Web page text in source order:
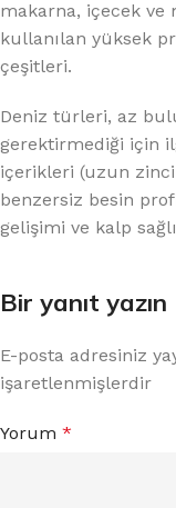
makarna, içecek ve
kullanılan yüksek
çeşitleri.
Deniz türleri, az
gerektirmediği için
içerikleri (uzun
benzersiz besin
gelişimi ve kalp
Bir yanıt yazın
E-posta adresiniz
işaretlenmişlerdir
Yorum *